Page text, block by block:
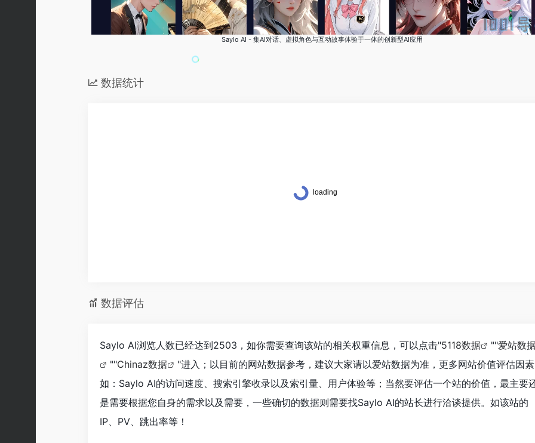
Saylo AI - 集AI对话、虚拟角色与互动故事体验于一体的创新型AI应用
数据统计
数据评估
Saylo AI浏览人数已经达到2503，如你需要查询该站的相关权重信息，可以点击"5118数据 ""爱站数
""Chinaz数据
"进入；以目前的网站数据参考，建议大家请以爱站数据为准，更多网站价值评估因素
如：Saylo AI的访问速度、搜索引擎收录以及索引量、用户体验等；当然要评估一个站的价值，最主要
是需要根据您自身的需求以及需要，一些确切的数据则需要找Saylo AI的站长进行洽谈提供。如该站的
IP、PV、跳出率等！